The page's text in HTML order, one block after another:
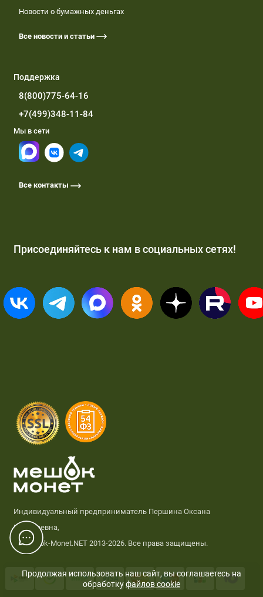
Новости о бумажных деньгах
Все новости и статьи
Поддержка
8(800)775-64-16
+7(499)348-11-84
Мы в сети
Все контакты
Присоединяйтесь к нам в социальных сетях!
Индивидуальный предприниматель Першина Оксана
Николаевна,
© Meshok-Monet.NET 2013-2026. Все права защищены.
Продолжая использовать наш сайт, вы соглашаетесь на
обработкуфайлов cookie